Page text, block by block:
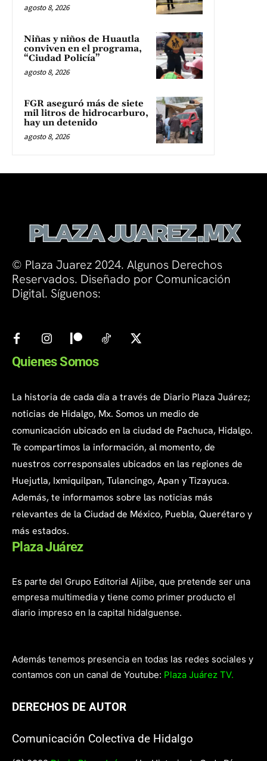
agosto 8, 2026
Niñas y niños de Huautla
conviven en el programa,
“Ciudad Policía”
agosto 8, 2026
FGR aseguró más de siete
mil litros de hidrocarburo,
hay un detenido
agosto 8, 2026
© Plaza Juarez 2024. Algunos Derechos
Reservados. Diseñado por Comunicación
Digital. Síguenos:
Quienes Somos
La historia de cada día a través de Diario Plaza Juárez;
noticias de Hidalgo, Mx. Somos un medio de
comunicación ubicado en la ciudad de Pachuca, Hidalgo.
Te compartimos la información, al momento, de
nuestros corresponsales ubicados en las regiones de
Huejutla, Ixmiquilpan, Tulancingo, Apan y Tizayuca.
Además, te informamos sobre las noticias más
relevantes de la Ciudad de México, Puebla, Querétaro y
más estados.
Plaza Juárez
Es parte del Grupo Editorial Aljibe, que pretende ser una
empresa multimedia y tiene como primer producto el
diario impreso en la capital hidalguense.
Además tenemos presencia en todas las redes sociales y
contamos con un canal de Youtube: Plaza Juárez TV.
DERECHOS DE AUTOR
Comunicación Colectiva de Hidalgo